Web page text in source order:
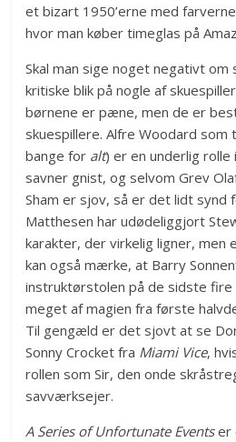
et bizart 1950’erne med
hvor man køber timeglas på
Skal man sige noget negativt
kritiske blik på nogle af
børnene er pæne, men de er
skuespillere. Alfre Woodard som
bange for alt) er en underlig
savner gnist, og selvom Grev
Sham er sjov, så er det lidt synd
Matthesen har udødeliggjort
karakter, der virkelig ligner, men
kan også mærke, at Barry
instruktørstolen på de sidste fire
meget af magien fra første
Til gengæld er det sjovt at se
Sonny Crocket fra Miami Vice,
rollen som Sir, den onde
savværksejer.
A Series of Unfortunate Eventser